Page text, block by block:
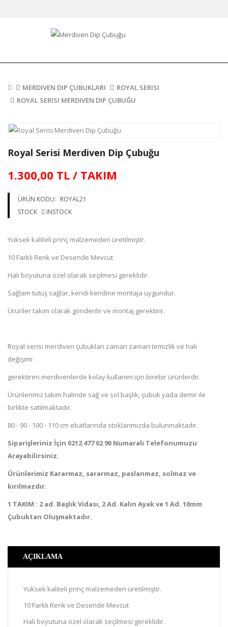
MERDIVEN DIP ÇUBUKLARI
ROYAL SERISI
ROYAL SERISI MERDIVEN DIP ÇUBUĞU
Royal Serisi Merdiven Dip Çubuğu
1.300,00 TL / TAKIM
ÜRÜN KODU: ROYAL21
STOCK
INSTOCK
Yüksek kaliteli prinç malzemeden üretilmiştir.
10 Farklı Renk ve Desende Mevcut
Halı boyutuna özel olarak seçilmesi gereklidir.
Sağlam tutuş sağlar, kendi kendine montaja uygundur.
Ürünler takım olarak gönderilir ve montaj gerektirir.
Royal serisi merdiven çubukları zaman zaman temizlik ve halı
değişimi
gerektiren merdivenlerde kolay kullanım için birebir ürünlerdir.
Ürünlerimiz takım halinde sağ ve sol başlık, çubuk yada demir ile
birlikte satılmaktadır.
80 - 90 - 100 - 110 cm ebatlarında stoklarımızda bulunmaktadır.
Siparişleriniz İçin 0212 477 02 90 Numaralı Telefonumuzu
Arayabilirsiniz.
Ürünlerimiz Kararmaz, sararmaz, paslanmaz, solmaz ve
kırılmazdır.
1 TAKIM : 2 ad. Başlık Vidası, 2 Ad. Kalın Ayak ve 1 Ad. 10mm
Çubuktan Oluşmaktadır.
AÇIKLAMA
Yüksek kaliteli prinç malzemeden üretilmiştir.
10 Farklı Renk ve Desende Mevcut
Halı boyutuna özel olarak seçilmesi gereklidir.